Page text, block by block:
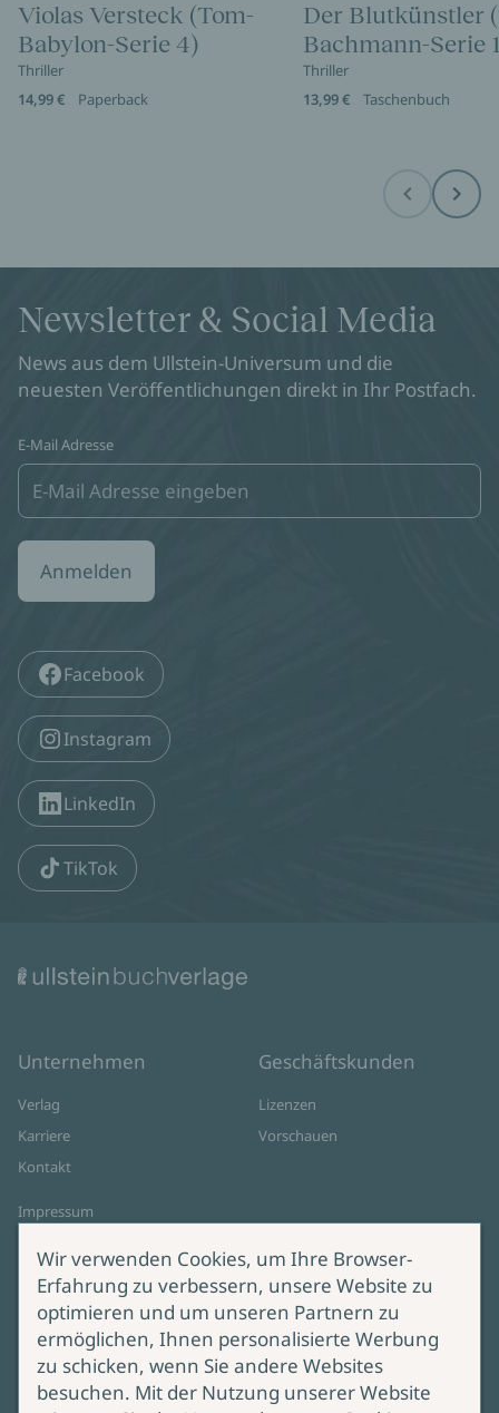
Violas Versteck (Tom-
Babylon-Serie 4)
Thriller
14,99 €
Paperback
Der Blutkünstler
Bachmann-Serie
Thriller
13,99 €
Taschenbuch
Before Next
Newsletter & Social Media
News aus dem Ullstein-Universum und die
neuesten Veröffentlichungen direkt in Ihr Postfach.
E-Mail Adresse
Anmelden
Facebook
Instagram
LinkedIn
TikTok
Unternehmen
Verlag
Karriere
Kontakt
Impressum
Cookie-Einstellungen
AGB Online Shop
Geschäftskunden
Lizenzen
Vorschauen
Service
Lieferung & Versand
Produktsicherheit
Bei Fragen zur Produktsicherheit
Wir verwenden Cookies, um Ihre Browser-
Erfahrung zu verbessern, unsere Website zu
optimieren und um unseren Partnern zu
ermöglichen, Ihnen personalisierte Werbung
zu schicken, wenn Sie andere Websites
besuchen. Mit der Nutzung unserer Website